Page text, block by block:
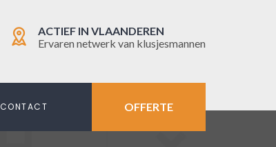
ACTIEF IN VLAANDEREN
Ervaren netwerk van klusjesmannen
CONTACT OFFERTE